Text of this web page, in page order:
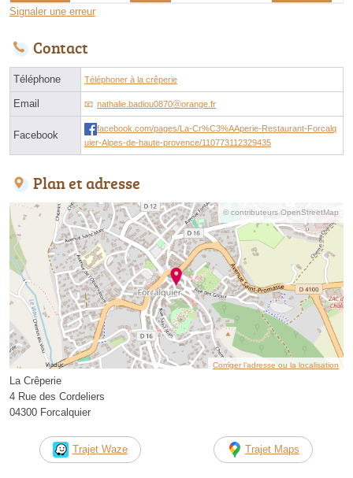
Signaler une erreur
Contact
Téléphone Téléphoner à la crêperie
Email nathalie.badiou0870ⓐorange.fr
Facebook
facebook.com/pages/La-Cr%C3%AAperie-Restaurant-Forcalq
uier-Alpes-de-haute-provence/110773112329435
Plan et adresse
© contributeurs OpenStreetMap
Corriger l’adresse ou la localisation
La Crêperie
4 Rue des Cordeliers
04300 Forcalquier
Trajet Waze Trajet Maps